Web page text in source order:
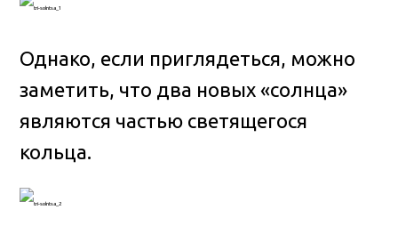
Однако, если приглядеться, можно
заметить, что два новых «солнца»
являются частью светящегося
кольца.